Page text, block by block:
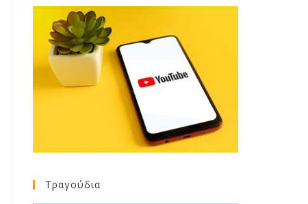
Τραγούδια